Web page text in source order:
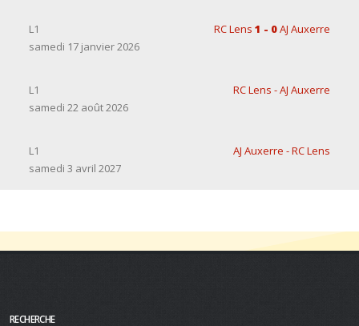
L1 RC Lens 1 - 0AJ Auxerre
samedi 17 janvier 2026
L1
RC Lens - AJ Auxerre
samedi 22 août 2026
L1
AJ Auxerre - RC Lens
samedi 3 avril 2027
RECHERCHE